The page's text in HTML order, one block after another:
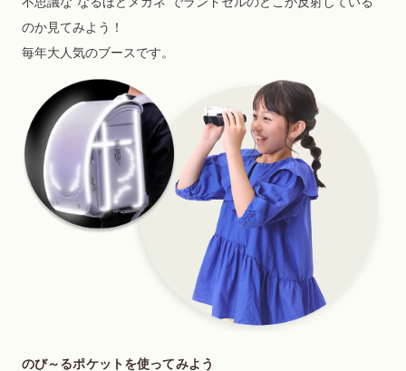
のか見てみよう！
毎年大人気のブースです。
のび～るポケットを使ってみよう